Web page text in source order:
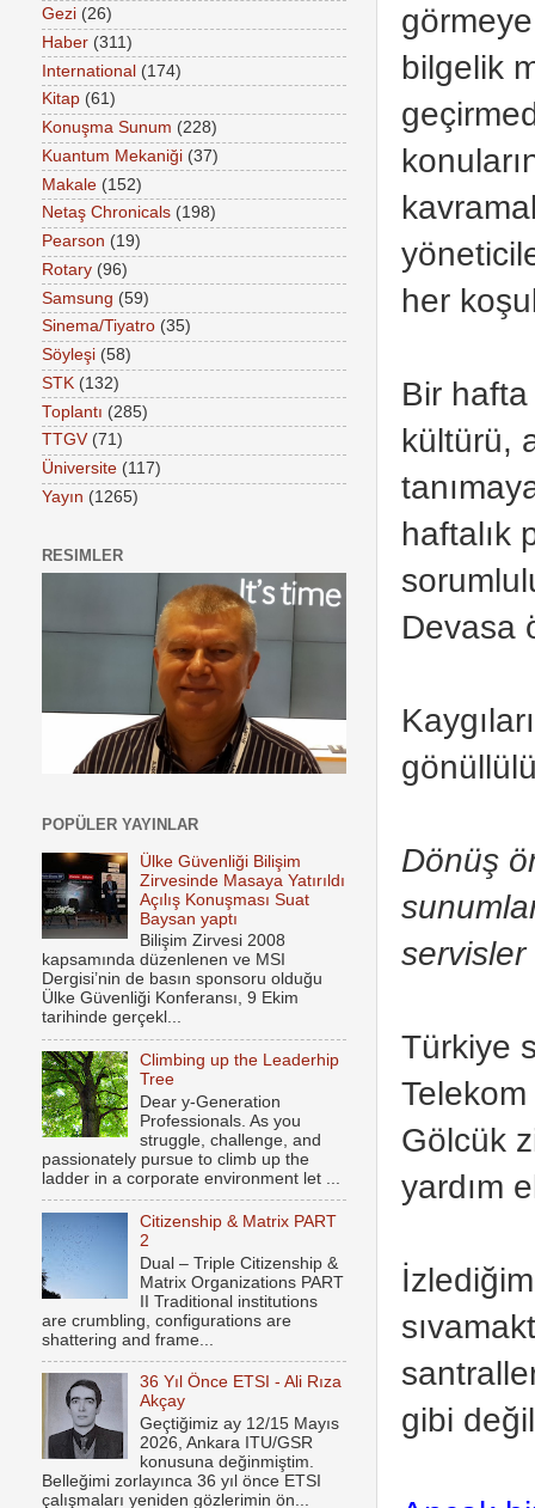
bilgelik
her
Bir hafta
kültürü,
haftalık
Devasa
Dönüş
Türkiye
Gölcük
yardım
gibi
Gezi (26)
Haber (311)
International (174)
Kitap (61)
Konuşma Sunum (228)
Kuantum Mekaniği (37)
Makale (152)
Netaş Chronicals (198)
Pearson (19)
Rotary (96)
Samsung (59)
Sinema/Tiyatro (35)
Söyleşi (58)
STK (132)
Toplantı (285)
TTGV (71)
Üniversite (117)
Yayın (1265)
RESIMLER
POPÜLER YAYINLAR
Ülke Güvenliği Bilişim
Zirvesinde Masaya Yatırıldı
Açılış Konuşması Suat
Baysan yaptı
Bilişim Zirvesi 2008
kapsamında düzenlenen ve MSI
Dergisi’nin de basın sponsoru olduğu
Ülke Güvenliği Konferansı, 9 Ekim
tarihinde gerçekl...
Climbing up the Leaderhip
Tree
Dear y-Generation
Professionals. As you
struggle, challenge, and
passionately pursue to climb up the
ladder in a corporate environment let ...
Citizenship & Matrix PART
2
Dual – Triple Citizenship &
Matrix Organizations PART
II Traditional institutions
are crumbling, configurations are
shattering and frame...
36 Yıl Önce ETSI - Ali Rıza
Akçay
Geçtiğimiz ay 12/15 Mayıs
2026, Ankara ITU/GSR
konusuna değinmiştim.
Belleğimi zorlayınca 36 yıl önce ETSI
çalışmaları yeniden gözlerimin ön...